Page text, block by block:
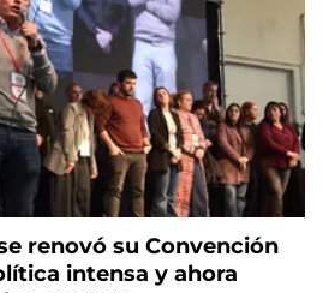
renovó su Convención
intensa y ahora